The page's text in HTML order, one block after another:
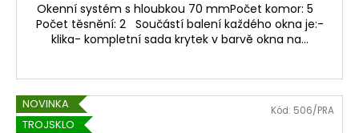
Okenní systém s hloubkou 70 mmPočet komor: 5
Počet těsnění: 2 Součástí balení každého okna je:-
klika- kompletní sada krytek v barvě okna na...
NOVINKA
TROJSKLO
Kód: 506/PRA